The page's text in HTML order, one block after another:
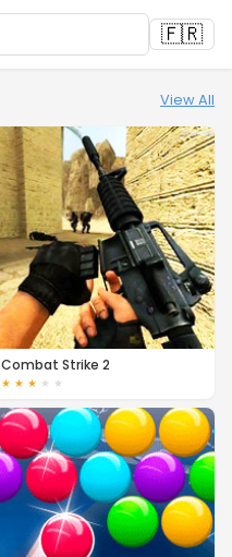
🇫🇷
View All
Combat Strike 2
★ ★ ★ ★ ★